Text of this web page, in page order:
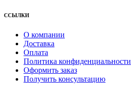
ССЫЛКИ
О компании
Доставка
Оплата
Политика конфиденциальности
Оформить заказ
Получить консультацию